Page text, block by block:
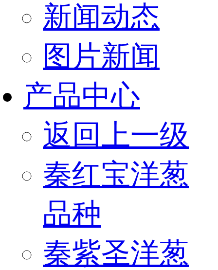
新闻动态
图片新闻
产品中心
返回上一级
秦红宝洋葱
品种
秦紫圣洋葱